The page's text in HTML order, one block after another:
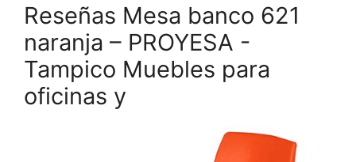
Reseñas Mesa banco 621
naranja – PROYESA -
Tampico Muebles para
oficinas y